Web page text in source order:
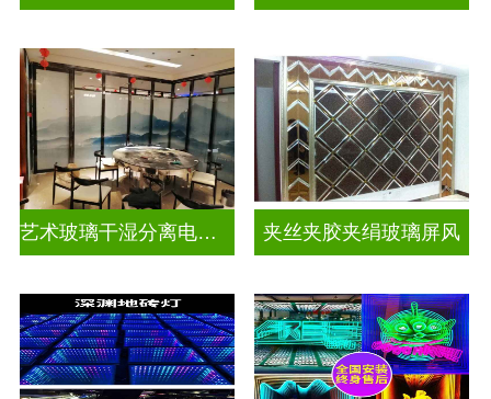
艺术玻璃干湿分离电视玻璃背景墙 夹丝夹胶夹绢玻璃屏风